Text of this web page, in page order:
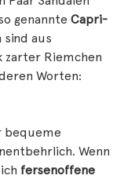
genannte Capri-
sind aus
Riemchen
Worten:
bequeme
Wenn
fersenoffene